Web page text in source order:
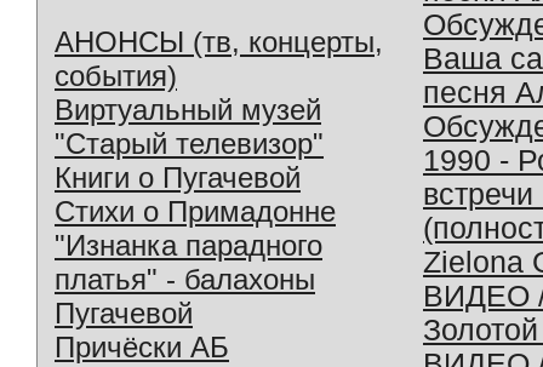
АНОНСЫ (тв, концерты,
события)
Виртуальный музей
"Старый телевизор"
Книги о Пугачевой
Стихи о Примадонне
"Изнанка парадного
платья" - балахоны
Пугачевой
Причёски АБ
Ваша
песня
1990 -
Zielona
ВИДЕО